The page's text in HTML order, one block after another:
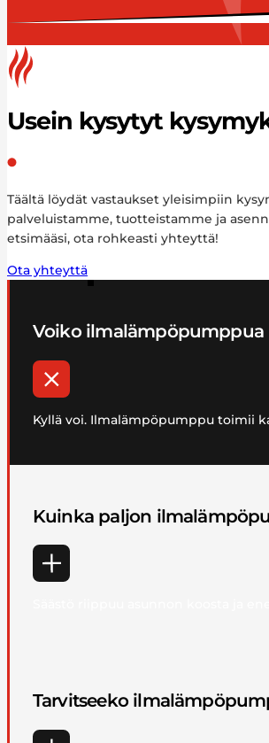
Usein kysytyt
Täältä löydät vastaukset yleisimpiin
palveluistamme, tuotteistamme ja
etsimääsi, ota rohkeasti yhteyttä!
Ota yhteyttä
Voiko ilmalämpöpumppua
Kyllä voi. Ilmalämpöpumppu toimii
Kuinka paljon
Tarvitseeko